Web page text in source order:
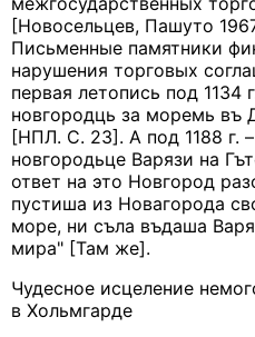
[Новосельцев, Пашуто
Письменные памятники
нарушения торговых
первая летопись под 1134
новгородць за моремь въ
[НПЛ. С. 23]. А под 1188 г.
новгородьце Варязи на
ответ на это Новгород
пустиша из Новагорода
море, ни съла въдаша
мира" [Там же].
Чудесное исцеление
в Хольмгарде